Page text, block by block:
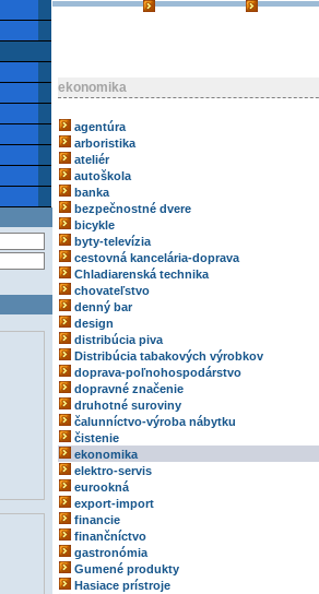
ekonomika
agentúra
arboristika
ateliér
autoškola
banka
bezpečnostné dvere
bicykle
byty-televízia
cestovná kancelária-doprava
Chladiarenská technika
chovateľstvo
denný bar
design
distribúcia piva
Distribúcia tabakových výrobkov
doprava-poľnohospodárstvo
dopravné značenie
druhotné suroviny
čalunníctvo-výroba nábytku
čistenie
ekonomika
elektro-servis
eurookná
export-import
financie
finančníctvo
gastronómia
Gumené produkty
Hasiace prístroje